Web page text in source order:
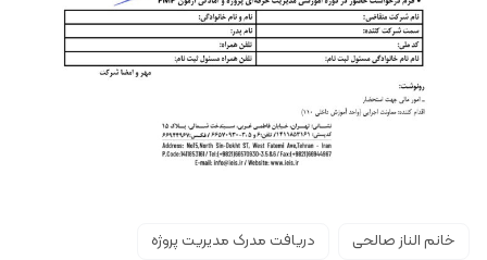
خانم الناز صالحی
دریافت مدرک مدیریت پروژه